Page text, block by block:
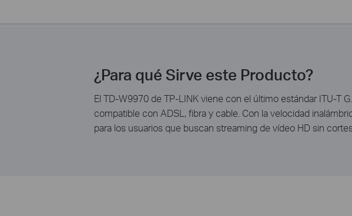
¿Para qué Sirve este Producto?
El TD-W9970 de TP-LINK viene con el último estándar ITU-T
compatible con ADSL, fibra y cable. Con la velocidad
para los usuarios que buscan streaming de vídeo HD sin